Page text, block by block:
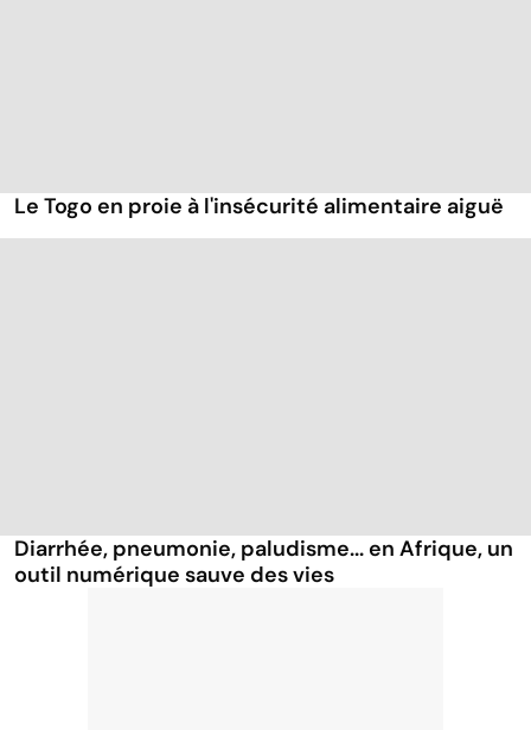
Le Togo en proie à l'insécurité alimentaire aiguë
Diarrhée, pneumonie, paludisme... en Afrique, un
outil numérique sauve des vies